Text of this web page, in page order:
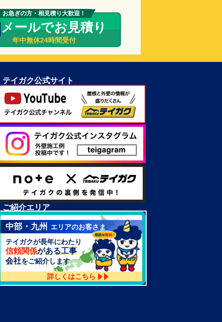
お急ぎの方・相見積り大歓迎！
メールでお見積り
年中無休24時間受付
テイガク公式サイト
ご紹介エリア
中部・九州
エリアのお客さま
テイガクが長年にわたり
信頼関係がある工事
会社をご紹介します
詳しくはこちら